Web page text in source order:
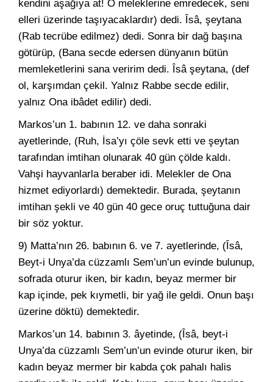
kendini aşağıya at! O meleklerine emredecek, seni
elleri üzerinde taşıyacaklardır) dedi. Îsâ, şeytana
(Rab tecrübe edilmez) dedi. Sonra bir dağ başına
götürüp, (Bana secde edersen dünyanın bütün
memleketlerini sana veririm dedi. Îsâ şeytana, (def
ol, karşımdan çekil. Yalnız Rabbe secde edilir,
yalnız Ona ibâdet edilir) dedi.
Markos’un 1. babının 12. ve daha sonraki
ayetlerinde, (Ruh, İsa’yı çöle sevk etti ve şeytan
tarafından imtihan olunarak 40 gün çölde kaldı.
Vahşi hayvanlarla beraber idi. Melekler de Ona
hizmet ediyorlardı) demektedir. Burada, şeytanın
imtihan şekli ve 40 gün 40 gece oruç tuttuğuna dair
bir söz yoktur.
9) Matta’nın 26. babının 6. ve 7. ayetlerinde, (Îsâ,
Beyt-i Unya’da cüzzamlı Sem’un’un evinde bulunup,
sofrada oturur iken, bir kadın, beyaz mermer bir
kap içinde, pek kıymetli, bir yağ ile geldi. Onun başı
üzerine döktü) demektedir.
Markos’un 14. babının 3. âyetinde, (Îsâ, beyt-i
Unya’da cüzzamlı Sem’un’un evinde oturur iken, bir
kadın beyaz mermer bir kabda çok pahalı halis